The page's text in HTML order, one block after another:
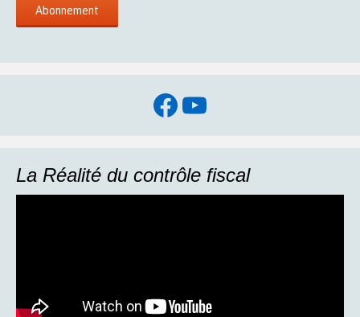
Facebook
YouTube
La Réalité du contrôle fiscal